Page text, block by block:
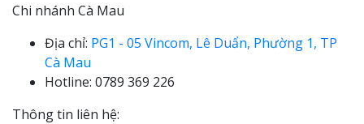
Chi nhánh Cà Mau
Địa chỉ: PG1 - 05 Vincom, Lê Duẩn, Phường 1, TP
Cà Mau
Hotline: 0789 369 226
Thông tin liên hệ: